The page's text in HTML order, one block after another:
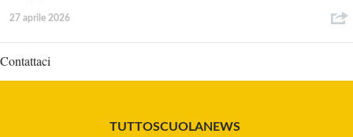
27 aprile 2026
Contattaci
TUTTOSCUOLANEWS